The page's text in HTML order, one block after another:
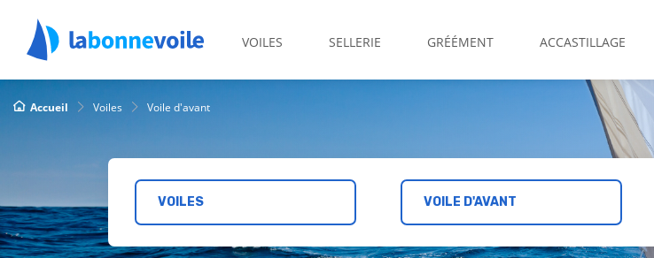
VOILES SELLERIE GRÉÉMENT ACCASTILLAGE
Accueil Voiles Voile d'avant
VOILES VOILE D'AVANT